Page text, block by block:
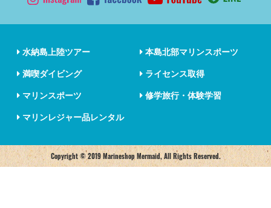
水納島上陸ツアー 本島北部マリンスポーツ
満喫ダイビング ライセンス取得
マリンスポーツ 修学旅行・体験学習
マリンレジャー品レンタル
Copyright © 2019 Marineshop Mermaid, All Rights Reserved.